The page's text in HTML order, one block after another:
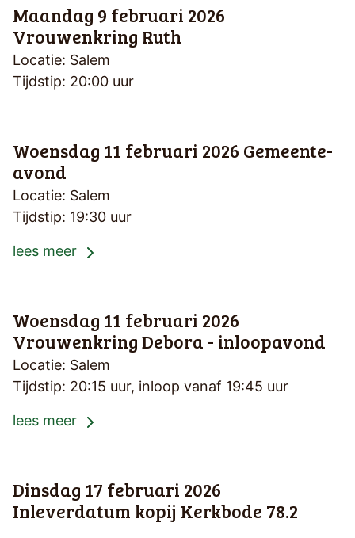
Maandag 9 februari 2026
Vrouwenkring Ruth
Locatie: Salem
Tijdstip: 20:00 uur
Woensdag 11 februari 2026 Gemeente-
avond
Locatie: Salem
Tijdstip: 19:30 uur
lees meer
Woensdag 11 februari 2026
Vrouwenkring Debora - inloopavond
Locatie: Salem
Tijdstip: 20:15 uur, inloop vanaf 19:45 uur
lees meer
Dinsdag 17 februari 2026
Inleverdatum kopij Kerkbode 78.2